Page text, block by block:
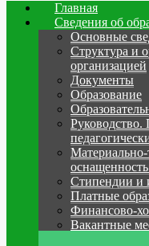
Главная
Сведения об
Основные
Структура и
организацией
Документы
Образование
Руководство.
Материально-
оснащенность
Стипендии и
Платные
Финансово-
Вакантные